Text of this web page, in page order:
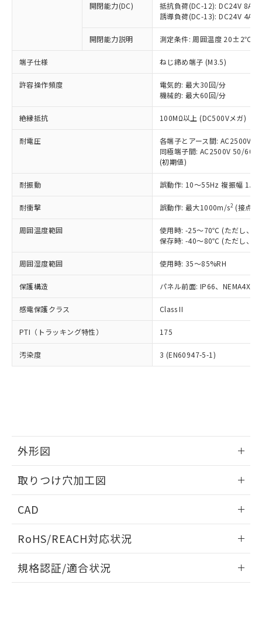
開閉能力(DC)
抵抗負荷(DC-12): DC24V 8A/
誘導負荷(DC-13): DC24V 4A/
開閉能力説明 測定条件: 周囲温度 20±2℃、
端子仕様 ねじ締め端子 (M3.5)
許容操作頻度
電気的: 最大30回/分
機械的: 最大60回/分
絶縁抵抗 100MΩ以上 (DC500Vメガ)
耐電圧
各端子とアース間: AC2500V
同極端子間: AC2500V 50/
(初期値)
耐振動 誤動作: 10～55Hz 複振幅
耐衝撃 誤動作: 最大1000m/s2 (接点
周囲温度範囲
使用時: -25～70℃ (ただし、氷
保存時: -40～80℃ (ただし、氷
周囲湿度範囲 使用時: 35～85%RH
保護構造 パネル前面: IP66、NEMA4X,
感電保護クラス Class II
PTI（トラッキング特性） 175
汚染度 3 (EN60947-5-1)
外形図
取りつけ穴加工図
CAD
ドすることができます。
ログイン/会員登録
RoHS/REACH対応状況
EU RoHS 注意事項・凡例
規格認証/適合状況
以下の条件をお読みいただき、同意のうえ
ご利用ください。
本サービスは、当社制御機器事業取扱
商品の当社在庫状況および標準価格
(税抜)を提供させていただくもので
当社制御機器事業取扱商品の中には、
本サービスの対象外となる商品もある
ことをご了承ください。
在庫状況および標準価格照会結果は、
記載している更新日時点での社内デー
タに基づき作成されるものであり、閲
覧された時点での実際の在庫および標
準価格とは異なる場合があることをご
正式な納期状況および標準価格はお客
様のお取引先、またはお客様担当のオ
ムロン制御機器販売店・当社販売員に
オムロン制御機器販売店や当社販売拠
販売ネットワーク
」をご確認
在庫状況および標準価格結果を当社の
事前の承諾なく第三者に漏洩または開
示しないようお願いします。
マイパーツ機能（部品リスト作成サー
ビス）をご利用いただくには、I-Web
品・サービスに関するお客様との取
の共同利用に関して"
用者の範囲」に記載されている法人を
対応予定なし：EU RoHS指令（10物質）の
非含有に非対応の商品で、対応品を出す予
調査・確認中：EU RoHS指令（10物質）の
非含有の対応状況を調査中または確認中の
商品です。
非該当品：ライセンス料など無形物で、有
害物質有無と関係のない商品です。
仕入先様の事情により、非含有部品として
いたものが、含有品と判明した場合などや
むを得ず変更することがあります。
鉛(Pb) 1000ppm以下、 水銀(Hg) 1000ppm以下、 カド
六価クロム(Cr(Ⅵ)) 1000ppm以下、ポリ臭化ビフェニル
類(PBB) 1000ppm以下、ポリ臭化ジフェニルエーテル類
ルベンジル（BBP） 1000ppm以下、フタル酸ジブチル
（DBP） 1000ppm以下、フタル酸ジイソブチル
但し、RoHS指令で産業用監視および制御機器に対する
適用除外項目は除く。
フタル酸エステル類の４物質については閾値を超える意
図的な使用がないことを確認しています。
部品在庫の切り替え状況などにより、予定
月が前後することがあります。
EU RoHS指令（10物質）の非含有証明書
51物質の非含有証明書（当社基準）
※本証明書は発行日時点で非含有を証明す
物質の対応では、対応完了までの期間は出
荷製品に未対応品が混在することから備考
欄に対応日を記載しておりました。
既に当社にて対応品への在庫切替を完了
「○」：最大均質材料含有率が中国RoHSの
基準値以下であることを示します。
「×」：最大均質材料含有率が中国RoHSの
基準値を超えていることを示します。
「－」：未確認です。当社販売部門へお問
*中国RoHS10物質の基準値 (GB/T26572)：
Pb(鉛) :1000ppm、 Hg(水銀) : 1000ppm、 Cd(カドミウ
Cr(Ⅵ)(六価クロム) : 1000ppm、 PBBs(ポリ臭化ビフェ
ニル類) : 1000ppm、 PBDEs(ポリ臭化ジフェニルエーテ
ル類) : 1000ppm、
DBP(フタル酸ジブチル) : 1000ppm、 DIBP(フタル酸ジ
イソブチル) : 1000ppm、 BBP(フタル酸ブチルベンジ
DEHP(フタル酸ビス(2-エチルヘキシル)) : 1000ppm
「ｅ」：有害物質（10物質）のすべてが基
準値以下であることを示します。
「10」：通常の使用状況下において有害物
質が外部に漏えいし、環境に深刻な影響を
及ぼさない年数を意味します。
当社は、これら貴社製品のうち、外国
為替および外国貿易法に定める商品
（以下｢規制貨物等」という）を輸出
または国外への提供する場合は、日本
国政府の輸出許可(または役務取引許
可)を取得するなどの必要な手続きを
当社は規制貨物を破棄する場合は、完
全に破砕するなど、違法に輸出されな
いよう必要な手段を講じます。
当社は貴社製品を、核兵器、ミサイ
ル、化学兵器、生物兵器またはその他
武器並びにこれらの製造装置等に一切
当社は、貴社製品を第三者に販売する
場合は、上記1、2および3の内容を当
該第三者に通知します。また当社は、
販売先および販売に係わる関係者が違
法に輸出するおそれがある場合は、取
り引きをいたしません。
一定数以上の在庫あり
一定数には満たないが在庫あり
在庫なし(最新の在庫状況につ
いては、お客様のお取引先、ま
たはお客様担当のオムロン制御
機器販売店・当社販売員にご確
受注生産機種、また在庫状況の
情報を公開していない機種